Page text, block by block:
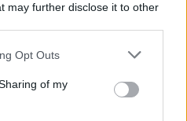
may further disclose it to other
uses one or more Google
behaviour. You may click to
and its third-party tags to
purposes in below Google
Opt Outs
of my
di selezione: è una
con attenzione,
sequenze e risultati
candidatura. Un progetto che
crea valore anche